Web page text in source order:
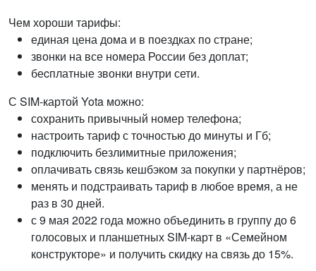
Чем хороши тарифы:
единая цена дома и в поездках по стране;
звонки на все номера России без доплат;
беcплатные звонки внутри сети.
С SIM-картой Yota можно:
сохранить привычный номер телефона;
настроить тариф с точностью до минуты и Гб;
подключить безлимитные приложения;
оплачивать связь кешбэком за покупки у партнёров;
менять и подстраивать тариф в любое время, а не
раз в 30 дней.
с 9 мая 2022 года можно объединить в группу до 6
голосовых и планшетных SIM-карт в «Семейном
конструкторе» и получить скидку на связь до 15%.